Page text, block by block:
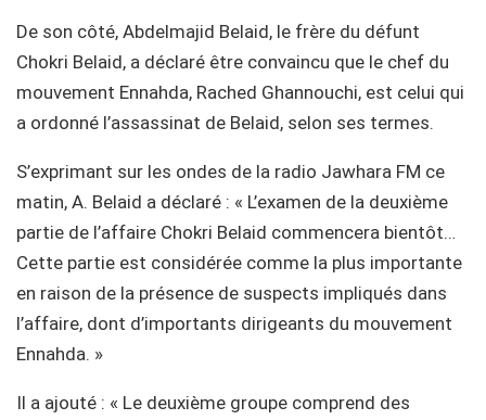
De son côté, Abdelmajid Belaid, le frère du défunt
Chokri Belaid, a déclaré être convaincu que le chef du
mouvement Ennahda, Rached Ghannouchi, est celui qui
a ordonné l’assassinat de Belaid, selon ses termes.
S’exprimant sur les ondes de la radio Jawhara FM ce
matin, A. Belaid a déclaré : « L’examen de la deuxième
partie de l’affaire Chokri Belaid commencera bientôt…
Cette partie est considérée comme la plus importante
en raison de la présence de suspects impliqués dans
l’affaire, dont d’importants dirigeants du mouvement
Ennahda. »
Il a ajouté : « Le deuxième groupe comprend des